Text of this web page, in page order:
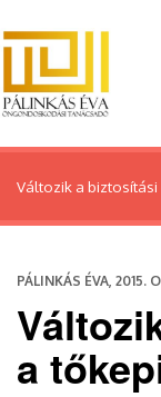
Változik a
PÁLINKÁS ÉVA, 2015.
a